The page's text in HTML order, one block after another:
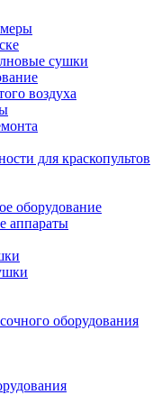
сушки
воздуха
для краскопультов
оборудование
аппараты
оборудования